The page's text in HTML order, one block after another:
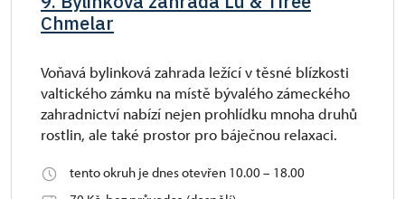
Chmelar
Voňavá bylinková zahrada ležící v těsné blízkosti
valtického zámku na místě bývalého zámeckého
zahradnictví nabízí nejen prohlídku mnoha druhů
rostlin, ale také prostor pro báječnou relaxaci.
tento okruh je dnes otevřen 10.00 – 18.00